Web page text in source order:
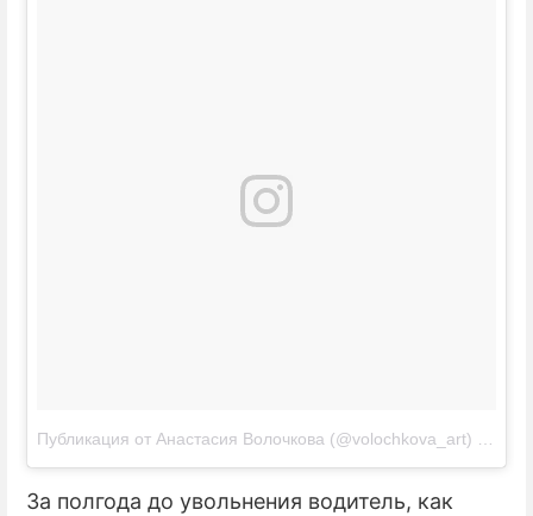
Публикация от Анастасия Волочкова (@volochkova_art) Май
За полгода до увольнения водитель, как